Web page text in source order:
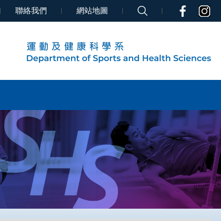
聯絡我們 網站地圖